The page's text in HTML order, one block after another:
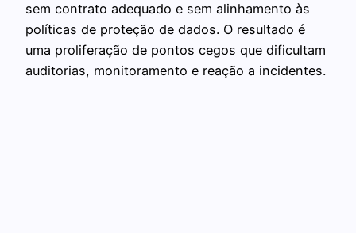
sem contrato adequado e sem alinhamento às
políticas de proteção de dados. O resultado é
uma proliferação de pontos cegos que dificultam
auditorias, monitoramento e reação a incidentes.